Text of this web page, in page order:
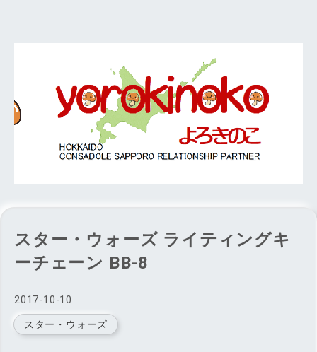
2017-10-10
スター・ウォーズ ライティングキ
ーチェーン BB-8
スター・ウォーズ